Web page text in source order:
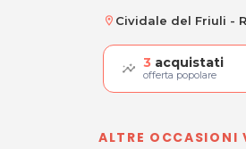
location_on Cividale del Friuli -
3 acquistati
offerta popolare
ALTRE OCCASIONI